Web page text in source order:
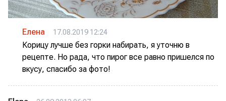
Елена 17.08.2019 12:24
Корицу лучше без горки набирать, я уточню в
рецепте. Но рада, что пирог все равно пришелся по
вкусу, спасибо за фото!